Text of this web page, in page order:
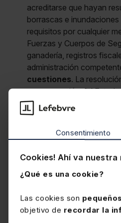
Consentimiento
Cookies! Ahí va nuestra
¿Qué es una cookie?
Las cookies son
objetivo de recordar la
acreditarse que hayan
borrascas e
requisitos por cualquier
Fuerzas y Cuerpos de
ganadería, registros
administración
cuestiones. La
compensación del
4-26, BOE 20-4-26EDL